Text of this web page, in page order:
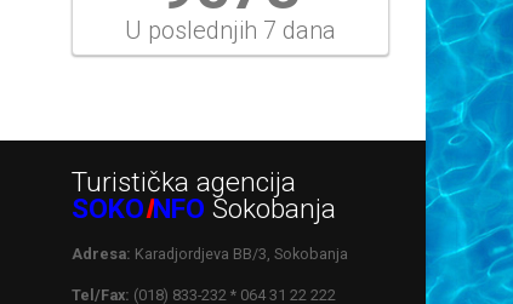
U poslednjih 7 dana
Turistička agencija
SOKOINFO Sokobanja
Adresa: Karadjordjeva BB/3, Sokobanja
Tel/Fax: (018) 833-232 * 064 31 22 222